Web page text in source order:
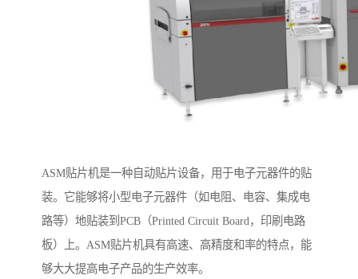
ASM贴片机是一种自动贴片设备，用于电子元器件的贴
装。它能够将小型电子元器件（如电阻、电容、集成电
路等）地贴装到PCB（Printed Circuit Board，印刷电路
板）上。ASM贴片机具有高速、高精度和率的特点，能
够大大提高电子产品的生产效率。